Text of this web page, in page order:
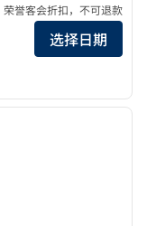
荣誉客会折扣，不可退款
选择日期
1/12
下一